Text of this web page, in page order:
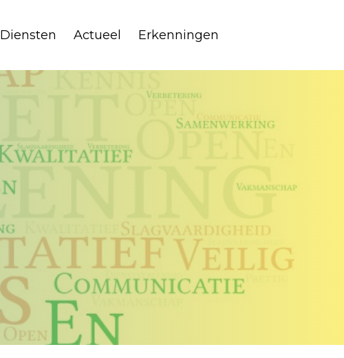
Diensten Actueel Erkenningen